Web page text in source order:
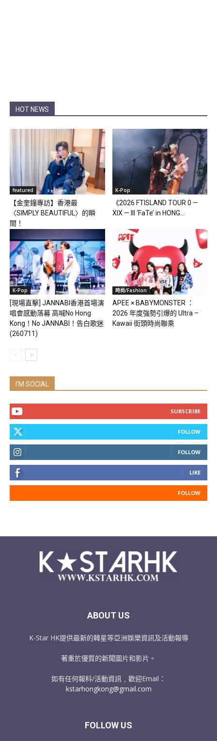
HOT NEWS
featured
【金奎鐘專訪】香港最
〈SIMPLY BEAUTIFUL〉的瞬
間！
K-Pop
《2026 FTISLAND TOUR 0 —
XIX — III ‘FaTe’ in HONG...
K-Pop
[現場直擊] JANNABI香港首場演
唱會感動落幕 高喊No Hong
Kong！No JANNABI！告白歌迷
(260711)
時尚/Fashion
APEE × BABYMONSTER ：
2026 年度強勢引爆的 Ultra –
Kawaii 街頭時尚聯乘
I'M SOCIAL
SUBSCRIBE
FOLLOW
FOLLOW
LIKE
FOLLOW
ABOUT US
K-Star HK提供最新的韓星等亞洲娛樂資訊及活動報導
著重於優質的新聞圖片和影片。
如有任何報料/活動資訊﹐歡迎Email：
kstarhongkong@gmail.com
FOLLOW US